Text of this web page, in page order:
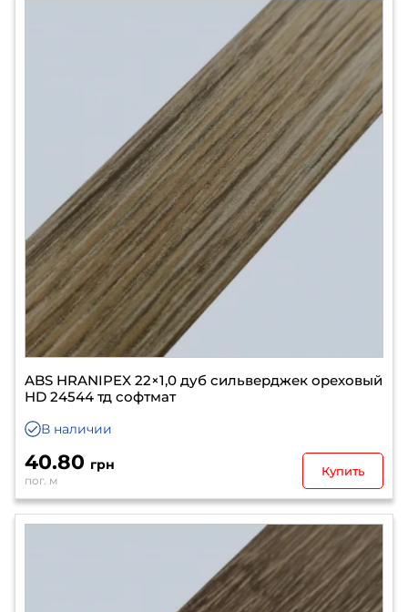
ABS HRANIPEX 22×1,0 дуб сильверджек ореховый
HD 24544 тд софтмат
В наличии
40.80 грн
пог. м
Купить